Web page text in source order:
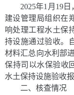
2025年1 月 19日
建设管理局组织在
响处理工程水土保
持设施通过验收。
材料汇总向水利部
保持司以水保验收
水土保持设施验收报
二、核查情况